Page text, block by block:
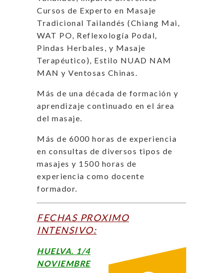
Cursos de Experto en Masaje
Tradicional Tailandés (Chiang Mai,
WAT PO, Reflexología Podal,
Pindas Herbales, y Masaje
Terapéutico), Estilo NUAD NAM
MAN y Ventosas Chinas.
Más de una década de formación y
aprendizaje continuado en el área
del masaje.
Más de 6000 horas de experiencia
en consultas de diversos tipos de
masajes y 1500 horas de
experiencia como docente
formador.
FECHAS PROXIMO
INTENSIVO:
HUELVA. 1/4
NOVIEMBRE